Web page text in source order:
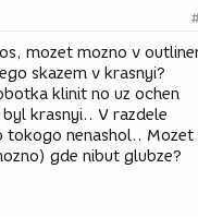
mozet mozno v
skazem v krasnyi?
klinit no uz ochen
krasnyi.. V razdele
nenashol.. Mozet
gde nibut glubze?